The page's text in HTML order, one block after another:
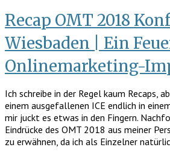
Recap OMT 2018
Wiesbaden | Ein
Onlinemarketing-
Ich schreibe in der Regel kaum Recaps,
einem ausgefallenen ICE endlich in
mir juckt es etwas in den Fingern.
Eindrücke des OMT 2018 aus meiner
zu erwähnen, da ich als Einzelner